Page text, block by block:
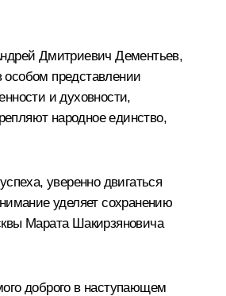
Дмитриевич Дементьев,
представлении
и духовности,
народное единство,
уверенно двигаться
уделяет сохранению
Марата Шакирзяновича
доброго в наступающем